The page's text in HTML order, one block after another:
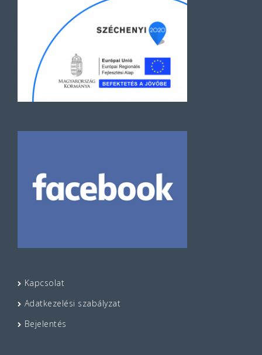
Kapcsolat
Adatkezelési szabályzat
Bejelentés